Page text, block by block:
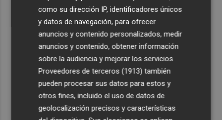
como su dirección IP, identificadores únicos
y datos de navegación, para ofrecer
anuncios y contenido personalizados, medir
anuncios y contenido, obtener información
sobre la audiencia y mejorar los servicios.
Proveedores de terceros (1913) también
pueden procesar sus datos para estos y
otros fines, incluido el uso de datos de
geolocalización precisos y características